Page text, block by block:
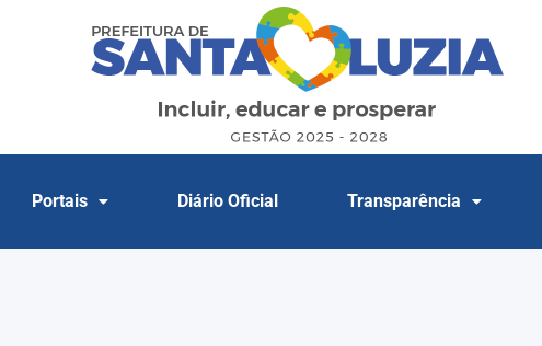
Portais Diário Oficial Transparência